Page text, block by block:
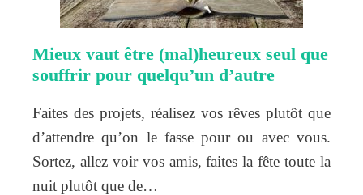
Mieux vaut être (mal)heureux seul que
souffrir pour quelqu’un d’autre
Faites des projets, réalisez vos rêves plutôt que
d’attendre qu’on le fasse pour ou avec vous.
Sortez, allez voir vos amis, faites la fête toute la
nuit plutôt que de…